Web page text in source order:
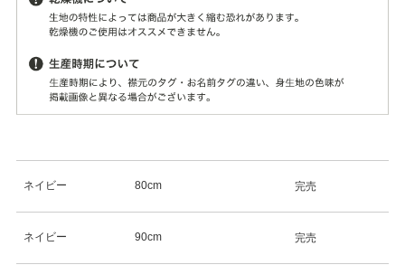
ネイビー 80cm 完売
ネイビー 90cm 完売